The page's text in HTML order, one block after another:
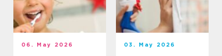
06. May 2026 03. May 2026